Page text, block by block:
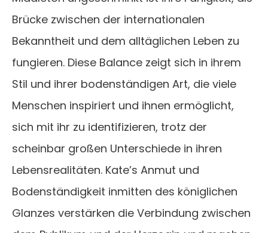
Brücke zwischen der internationalen
Bekanntheit und dem alltäglichen Leben zu
fungieren. Diese Balance zeigt sich in ihrem
Stil und ihrer bodenständigen Art, die viele
Menschen inspiriert und ihnen ermöglicht,
sich mit ihr zu identifizieren, trotz der
scheinbar großen Unterschiede in ihren
Lebensrealitäten. Kate’s Anmut und
Bodenständigkeit inmitten des königlichen
Glanzes verstärken die Verbindung zwischen